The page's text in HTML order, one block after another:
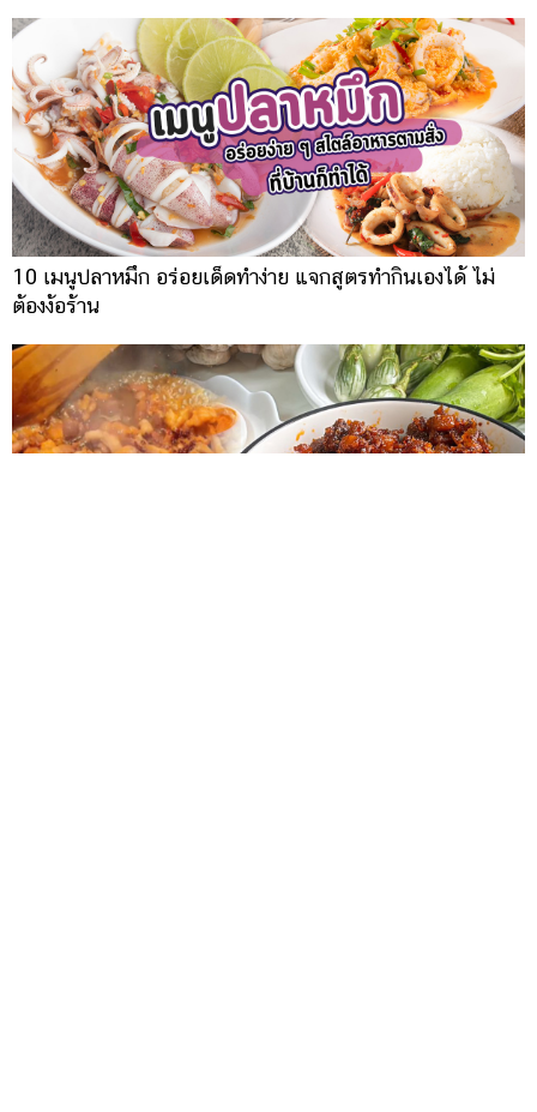
10 เมนูปลาหมึก อร่อยเด็ดทำง่าย แจกสูตรทำกินเองได้ ไม่
ต้องง้อร้าน